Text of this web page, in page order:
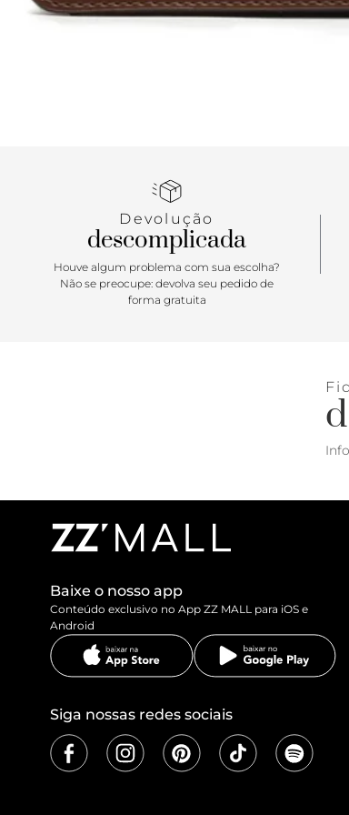
Devolução
descomplicada
Houve algum problema com sua escolha?
Não se preocupe: devolva seu pedido de
forma gratuita
Baixe o nosso app
Conteúdo exclusivo no App ZZ MALL para iOS e
Android
Siga nossas redes sociais